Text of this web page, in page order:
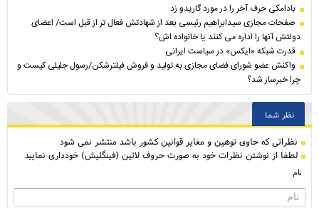
بادامکی حرف آخر را در مورد گاریدو زد
صفحات مجازی سیدابراهیم رئیسی بعد از شهادتش فعال تر از قبل است/ اعضای
دولتش آنها را اداره می کنند یا خانواده اش؟
قدرت شبکه «ایکس» در سیاست ایرانی
واکنش عضو شورای فضای مجازی به تولید و فروش فیلترشکن/رسول جلیلی کیست و
چرا خبرساز شد؟
نظر شما
نظراتی كه حاوی توهین و مغایر قوانین کشور باشد منتشر نمی شود
لطفا از نوشتن نظرات خود به صورت حروف لاتین (فینگلیش) خودداری نمایید
نام